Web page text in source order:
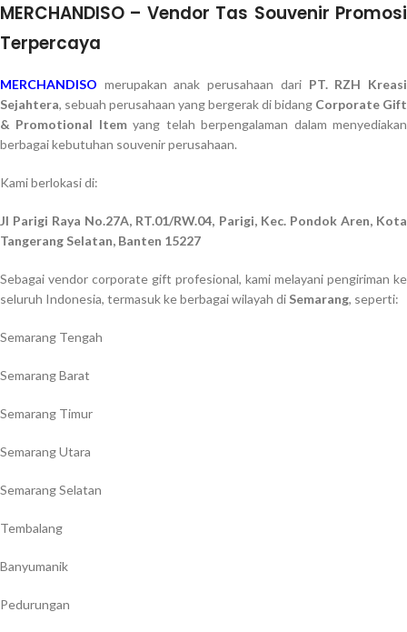
MERCHANDISO – Vendor Tas Souvenir Promosi
Terpercaya
MERCHANDISO merupakan anak perusahaan dari PT. RZH Kreasi
Sejahtera, sebuah perusahaan yang bergerak di bidang Corporate Gift
& Promotional Itemyang telah berpengalaman dalam menyediakan
berbagai kebutuhan souvenir perusahaan.
Kami berlokasi di:
Jl Parigi Raya No.27A, RT.01/RW.04, Parigi, Kec. Pondok Aren, Kota
Tangerang Selatan, Banten 15227
Sebagai vendor corporate gift profesional, kami melayani pengiriman ke
seluruh Indonesia, termasuk ke berbagai wilayah di Semarang, seperti:
Semarang Tengah
Semarang Barat
Semarang Timur
Semarang Utara
Semarang Selatan
Tembalang
Banyumanik
Pedurungan